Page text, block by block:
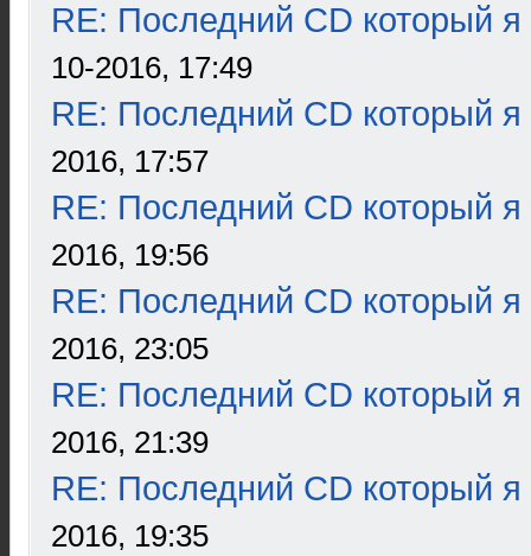
RE: Последний CD который я
10-2016, 17:49
RE: Последний CD который я
2016, 17:57
RE: Последний CD который я
2016, 19:56
RE: Последний CD который я
2016, 23:05
RE: Последний CD который я
2016, 21:39
RE: Последний CD который я
2016, 19:35